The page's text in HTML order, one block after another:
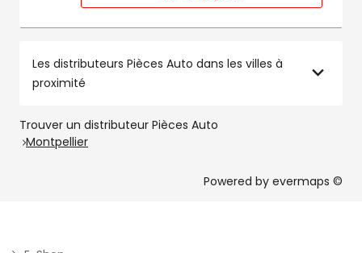
Les distributeurs Pièces Auto dans les villes à
proximité
Trouver un distributeur Pièces Auto
Montpellier
Powered by evermaps ©